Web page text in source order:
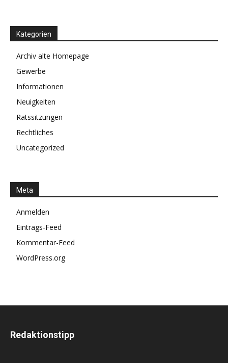
Kategorien
Archiv alte Homepage
Gewerbe
Informationen
Neuigkeiten
Ratssitzungen
Rechtliches
Uncategorized
Meta
Anmelden
Eintrags-Feed
Kommentar-Feed
WordPress.org
Redaktionstipp